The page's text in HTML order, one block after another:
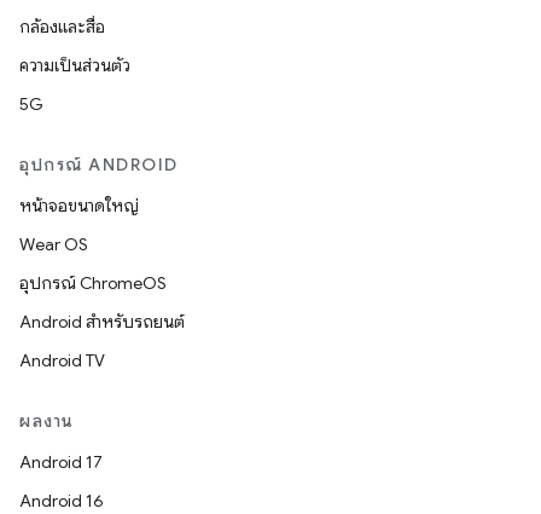
กล้องและสื่อ
ความเป็นส่วนตัว
5G
อุปกรณ์ ANDROID
หน้าจอขนาดใหญ่
Wear OS
อุปกรณ์ ChromeOS
Android สำหรับรถยนต์
Android TV
ผลงาน
Android 17
Android 16